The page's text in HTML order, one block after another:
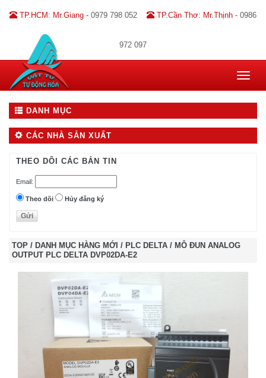
TP.HCM: Mr.Giang - 0979 798 052 TP.Cần Thơ: Mr.Thịnh - 0986
972 097
Toggle
DANH MỤC
CÁC NHÀ SẢN XUẤT
THEO DÕI CÁC BẢN TIN
Email:
Theo dõi Hủy đăng ký
TOP / DANH MỤC HÀNG MỚI / PLC DELTA / MÔ ĐUN ANALOG
OUTPUT PLC DELTA DVP02DA-E2